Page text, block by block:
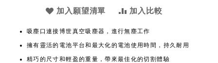
加入願望清單 加入比較
吸塵口連接博世真空吸塵器，進行無塵工作
擁有靈活的電池平台和最大化的電池使用時間，持久耐用
精巧的尺寸和輕盈的重量，帶來最佳化的切割體驗